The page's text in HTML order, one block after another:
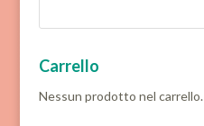
Carrello
Nessun prodotto nel carrello.